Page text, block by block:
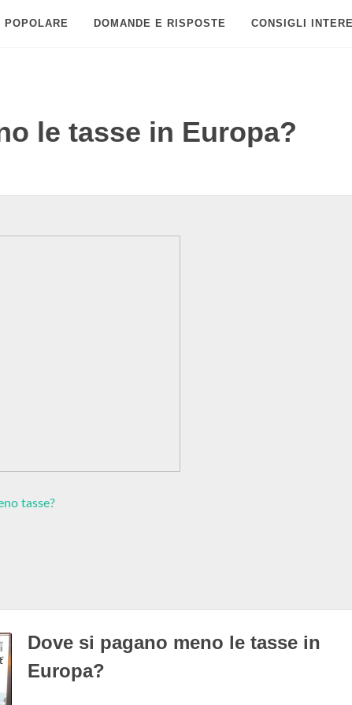
POPOLARE DOMANDE E RISPOSTE CONSIGLI
le tasse in Europa?
tasse?
Dove si pagano meno le tasse in
Europa?